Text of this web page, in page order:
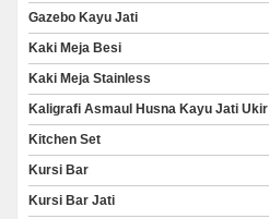
Gazebo Kayu Jati
Kaki Meja Besi
Kaki Meja Stainless
Kaligrafi Asmaul Husna Kayu Jati Ukir
Kitchen Set
Kursi Bar
Kursi Bar Jati